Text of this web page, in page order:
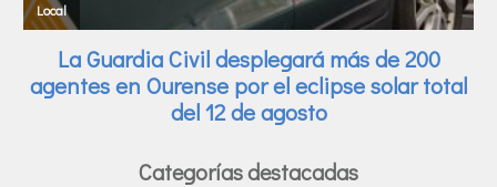
Categorías destacadas